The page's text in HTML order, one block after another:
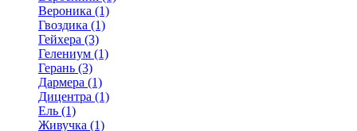
Вероника (1)
Гвоздика (1)
Гейхера (3)
Гелениум (1)
Герань (3)
Дармера (1)
Дицентра (1)
Ель (1)
Живучка (1)